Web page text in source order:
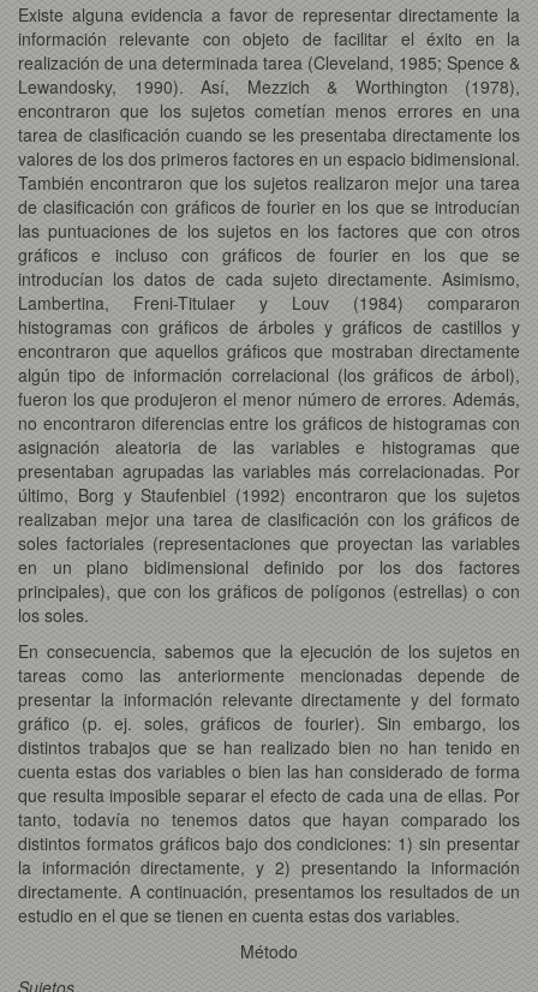
Existe alguna evidencia a favor de representar directamente la
información relevante con objeto de facilitar el éxito en la
realización de una determinada tarea (Cleveland, 1985; Spence &
Lewandosky, 1990). Así, Mezzich & Worthington (1978),
encontraron que los sujetos cometían menos errores en una
tarea de clasificación cuando se les presentaba directamente los
valores de los dos primeros factores en un espacio bidimensional.
También encontraron que los sujetos realizaron mejor una tarea
de clasificación con gráficos de fourier en los que se introducían
las puntuaciones de los sujetos en los factores que con otros
gráficos e incluso con gráficos de fourier en los que se
introducían los datos de cada sujeto directamente. Asimismo,
Lambertina, Freni-Titulaer y Louv (1984) compararon
histogramas con gráficos de árboles y gráficos de castillos y
encontraron que aquellos gráficos que mostraban directamente
algún tipo de información correlacional (los gráficos de árbol),
fueron los que produjeron el menor número de errores. Además,
no encontraron diferencias entre los gráficos de histogramas con
asignación aleatoria de las variables e histogramas que
presentaban agrupadas las variables más correlacionadas. Por
último, Borg y Staufenbiel (1992) encontraron que los sujetos
realizaban mejor una tarea de clasificación con los gráficos de
soles factoriales (representaciones que proyectan las variables
en un plano bidimensional definido por los dos factores
principales), que con los gráficos de polígonos (estrellas) o con
los soles.
En consecuencia, sabemos que la ejecución de los sujetos en
tareas como las anteriormente mencionadas depende de
presentar la información relevante directamente y del formato
gráfico (p. ej. soles, gráficos de fourier). Sin embargo, los
distintos trabajos que se han realizado bien no han tenido en
cuenta estas dos variables o bien las han considerado de forma
que resulta imposible separar el efecto de cada una de ellas. Por
tanto, todavía no tenemos datos que hayan comparado los
distintos formatos gráficos bajo dos condiciones: 1) sin presentar
la información directamente, y 2) presentando la información
directamente. A continuación, presentamos los resultados de un
estudio en el que se tienen en cuenta estas dos variables.
Método
Sujetos